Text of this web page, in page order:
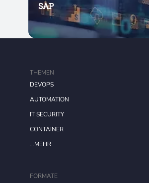
SAP
FORMATE
THEMEN
DEVOPS
AUTOMATION
IT SECURITY
CONTAINER
...MEHR